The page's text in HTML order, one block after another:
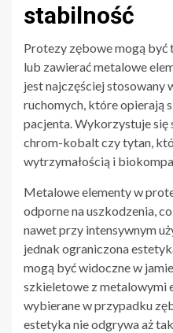
stabilność
Protezy zębowe mogą być
lub zawierać metalowe
jest najczęściej stosowany
ruchomych, które opierają
pacjenta. Wykorzystuje
chrom-kobalt czy tytan,
wytrzymałością i
Metalowe elementy w
odporne na uszkodzenia,
nawet przy intensywnym
jednak ograniczona
mogą być widoczne w
szkieletowe z metalowymi
wybierane w przypadku
estetyka nie odgrywa aż